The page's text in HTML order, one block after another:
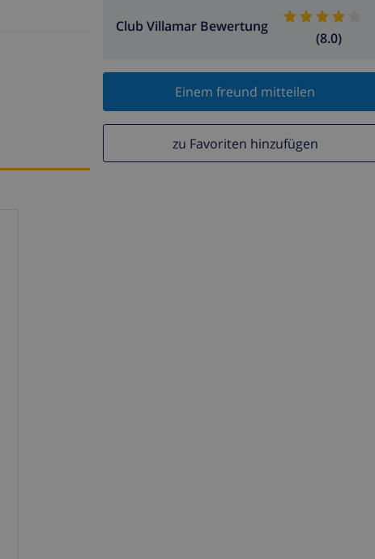
Club Villamar Bewertung
(8.0)
Einem freund mitteilen
zu Favoriten hinzufügen